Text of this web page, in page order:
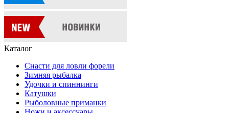
Каталог
Снасти для ловли форели
Зимняя рыбалка
Удочки и спиннинги
Катушки
Рыболовные приманки